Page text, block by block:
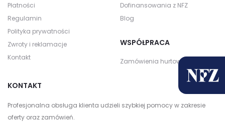
Płatności
Regulamin
Polityka prywatności
Zwroty i reklamacje
Kontakt
Dofinansowania z NFZ
Blog
WSPÓŁPRACA
Zamówienia hurtowe
KONTAKT
Profesjonalna obsługa klienta udzieli szybkiej pomocy w zakresie
oferty oraz zamówień.